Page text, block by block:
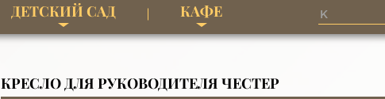
ДЕТСКИЙ САД КАФЕ
КРЕСЛО ДЛЯ РУКОВОДИТЕЛЯ ЧЕСТЕР